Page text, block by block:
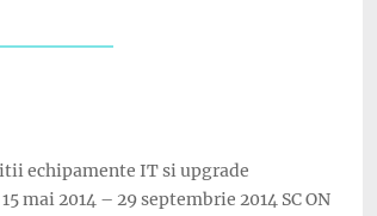
echipamente IT si upgrade
mai 2014 – 29 septembrie 2014 SC ON